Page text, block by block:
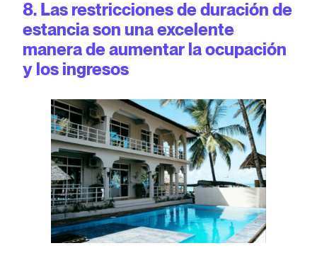
8. Las restricciones de duración de
estancia son una excelente
manera de aumentar la ocupación
y los ingresos